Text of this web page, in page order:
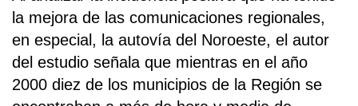
la mejora de las comunicaciones regionales,
en especial, la autovía del Noroeste, el autor
del estudio señala que mientras en el año
2000 diez de los municipios de la Región se